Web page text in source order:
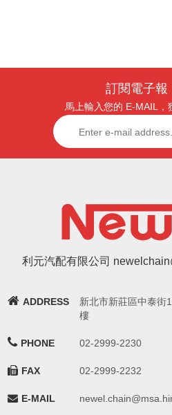
訂閱電子報
馬上輸入您的 E-MAIL，
利元汽配有限公司
ADDRESS
新北市新莊區中泰街
樓
PHONE 02-2999-2230
FAX 02-2999-2232
E-MAIL